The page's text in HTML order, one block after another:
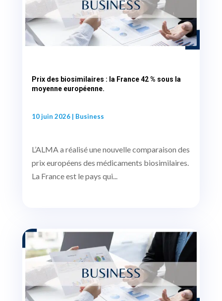
Prix des biosimilaires : la France 42 % sous la
moyenne européenne.
10 juin 2026| Business
L’ALMA a réalisé une nouvelle comparaison des
prix européens des médicaments biosimilaires.
La France est le pays qui...